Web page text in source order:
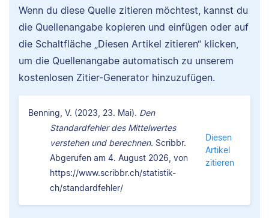
Wenn du diese Quelle zitieren möchtest, kannst du
die Quellenangabe kopieren und einfügen oder auf
die Schaltfläche „Diesen Artikel zitieren“ klicken,
um die Quellenangabe automatisch zu unserem
kostenlosen Zitier-Generator hinzuzufügen.
Benning, V. (2023, 23. Mai). Den
Standardfehler des Mittelwertes
verstehen und berechnen. Scribbr.
Abgerufen am 4. August 2026, von
https://www.scribbr.ch/statistik-
ch/standardfehler/
Diesen
Artikel
zitieren